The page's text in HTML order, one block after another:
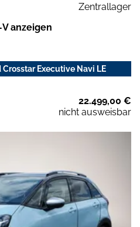
Zentrallager
anzeigen
Crosstar Executive Navi LE
22.499,00 €
nicht ausweisbar